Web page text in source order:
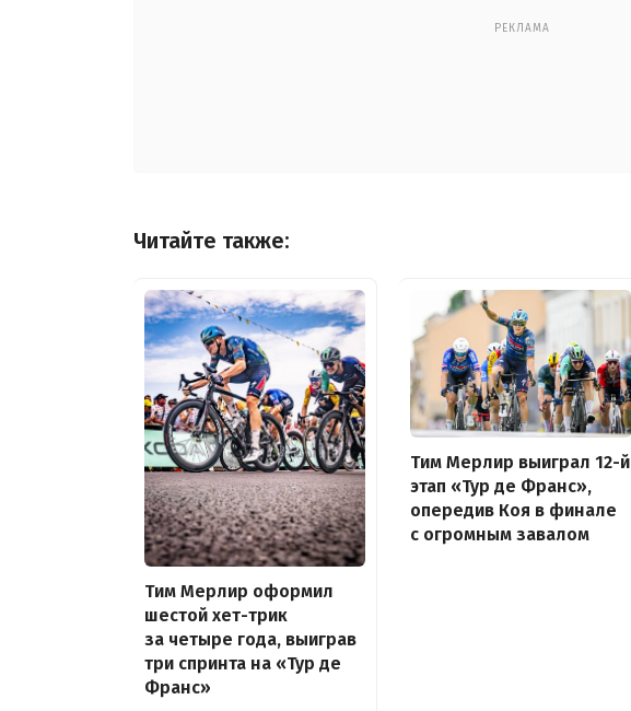
РЕКЛАМА
Читайте также:
Тим Мерлир оформил
шестой хет-трик
за четыре года, выиграв
три спринта на «Тур де
Франс»
Тим Мерлир выиграл 12-й
этап «Тур де Франс»,
опередив Коя в финале
с огромным завалом